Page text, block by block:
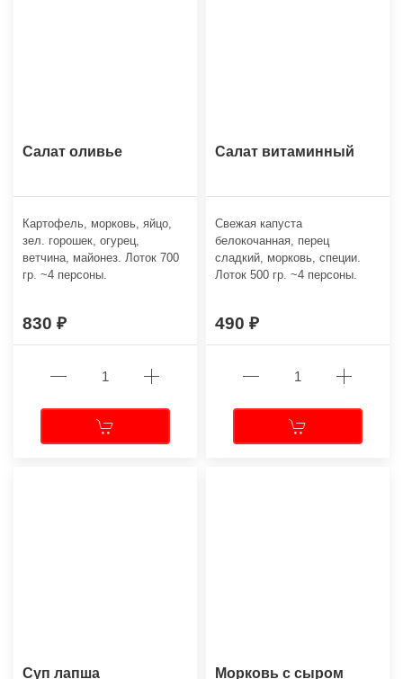
Салат оливье
Картофель, морковь, яйцо,
зел. горошек, огурец,
ветчина, майонез. Лоток 700
гр. ~4 персоны.
830
Салат витаминный
Свежая капуста
белокочанная, перец
сладкий, морковь, специи.
Лоток 500 гр. ~4 персоны.
490
Суп лапша Морковь с сыром